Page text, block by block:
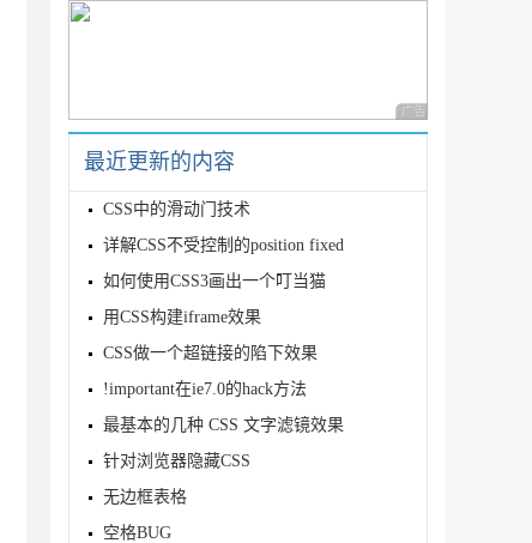
广告 商业广告，理性
最近更新的内容
CSS中的滑动门技术
详解CSS不受控制的position fixed
如何使用CSS3画出一个叮当猫
用CSS构建iframe效果
CSS做一个超链接的陷下效果
!important在ie7.0的hack方法
最基本的几种 CSS 文字滤镜效果
针对浏览器隐藏CSS
无边框表格
空格BUG